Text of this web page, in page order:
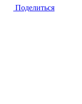
Поделиться